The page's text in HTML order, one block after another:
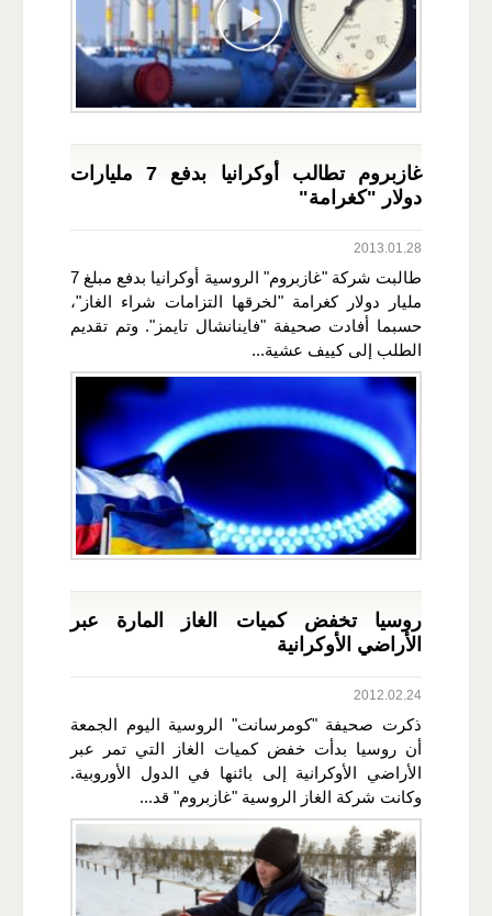
غازبروم تطالب أوكرانيا بدفع 7 مليارات
دولار "كغرامة"
2013.01.28
طالبت شركة "غازبروم" الروسية أوكرانيا بدفع مبلغ 7
مليار دولار كغرامة "لخرقها التزامات شراء الغاز"،
حسبما أفادت صحيفة "فاينانشال تايمز". وتم تقديم
الطلب إلى كييف عشية...
روسيا تخفض كميات الغاز المارة عبر
الأراضي الأوكرانية
2012.02.24
ذكرت صحيفة "كومرسانت" الروسية اليوم الجمعة
أن روسيا بدأت خفض كميات الغاز التي تمر عبر
الأراضي الأوكرانية إلى بائنها في الدول الأوروبية.
وكانت شركة الغاز الروسية "غازبروم" قد...